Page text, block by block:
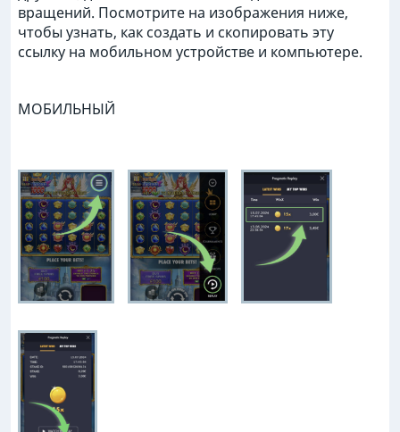
вращений. Посмотрите на изображения ниже,
чтобы узнать, как создать и скопировать эту
ссылку на мобильном устройстве и компьютере.
МОБИЛЬНЫЙ